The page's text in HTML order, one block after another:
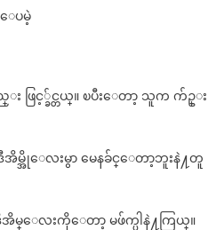
ေပမဲ့
ဖြင့္ခ်င္တယ္။ ၿပီးေတာ့ သူက က်ဥ္း
အိုေလးမွာ မေနခ်င္ေတာ့ဘူးနဲ႔တူ
အိမ္ေလးကိုေတာ့ မဖ်က္ပါနဲ႔ကြယ္။